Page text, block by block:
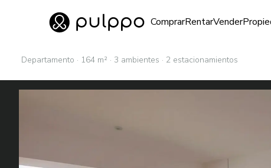
Ir al home
ComprarRentarVender
Departamento · 164 m² · 3 ambientes · 2 estacionamientos